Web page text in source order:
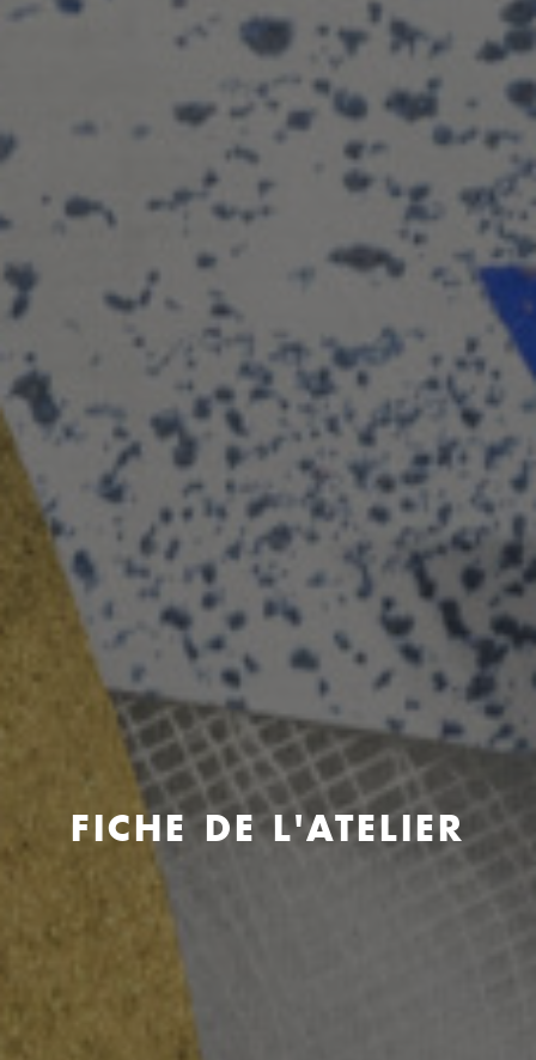
FICHE DE L'ATELIER